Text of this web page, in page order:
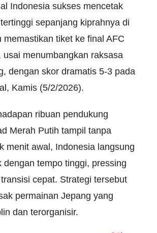
Indonesia sukses mencetak
sepanjang kiprahnya di
memastikan tiket ke final AFC
usai menumbangkan raksasa
dengan skor dramatis 5-3 pada
Kamis (5/2/2026).
ribuan pendukung
Merah Putih tampil tanpa
menit awal, Indonesia langsung
dengan tempo tinggi, pressing
cepat. Strategi tersebut
permainan Jepang yang
dan terorganisir.